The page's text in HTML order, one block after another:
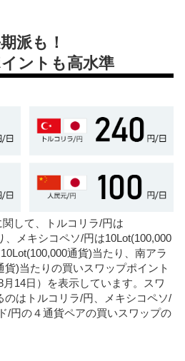
派も！
ントも高水準
して、トルコリラ/円は
、メキシコペソ/円は10Lot(100,000
通貨)当たり、南アラ
貨)当たりの買いスワップポイント
月14日 ）を表示しています。スワ
のはトルコリラ/円、メキシコペソ/
/円の４通貨ペアの買いスワップの